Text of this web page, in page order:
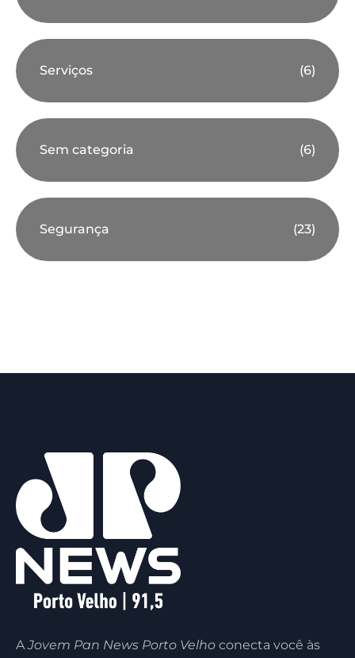
Serviços (6)
Sem categoria (6)
Segurança (23)
AJovem Pan News Porto Velho conecta você às